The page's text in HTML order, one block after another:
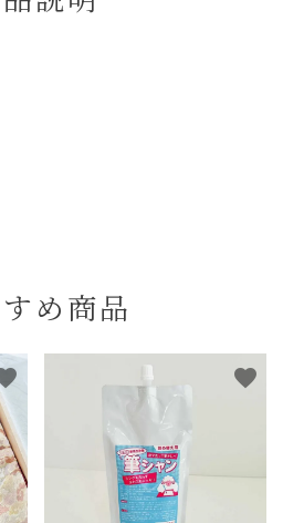
め商品
favorite